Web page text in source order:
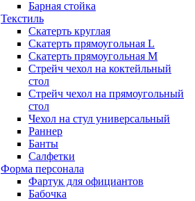
Барная стойка
Текстиль
Скатерть круглая
Скатерть прямоугольная L
Скатерть прямоугольная M
Стрейч чехол на коктейльный
стол
Стрейч чехол на прямоугольный
стол
Чехол на стул универсальный
Раннер
Банты
Салфетки
Форма персонала
Фартук для официантов
Бабочка